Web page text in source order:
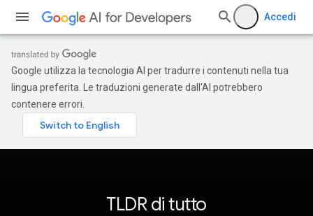
Accedi
Google utilizza la tecnologia AI per tradurre i contenuti nella tua
lingua preferita. Le traduzioni generate dall'AI potrebbero
contenere errori.
TLDR di tutto